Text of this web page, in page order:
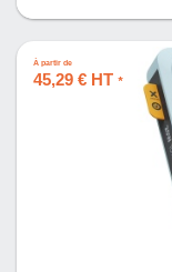
À partir de
45,29 € HT *